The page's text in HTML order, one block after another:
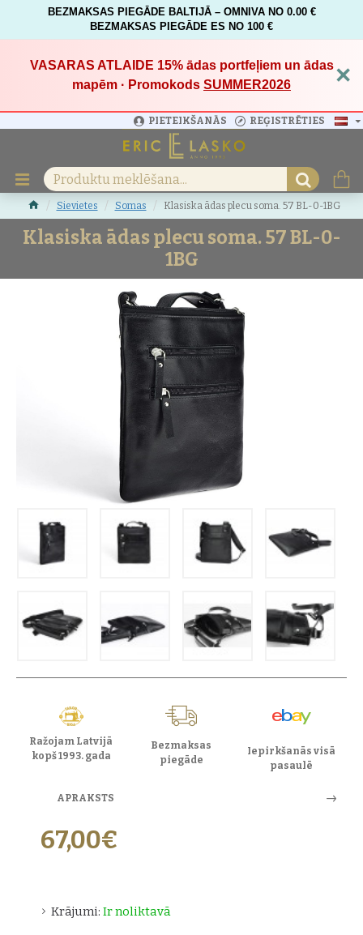
BEZMAKSAS PIEGĀDE BALTIJĀ – OMNIVA NO 0.00 €
BEZMAKSAS PIEGĀDE ES NO 100 €
VASARAS ATLAIDE 15%ādas portfeļiem un ādas
mapēm · Promokods SUMMER2026 ×
PIETEIKŠANĀS REĢISTRĒTIES
Sievietes Somas Klasiska ādas plecu soma. 57 BL-0-1BG
Klasiska ādas plecu soma. 57 BL-0-
1BG
Ražojam Latvijā
kopš 1993. gada
Bezmaksas
piegāde
Iepirkšanās visā
pasaulē
APRAKSTS
Krājumi: Ir noliktavā
67,00€